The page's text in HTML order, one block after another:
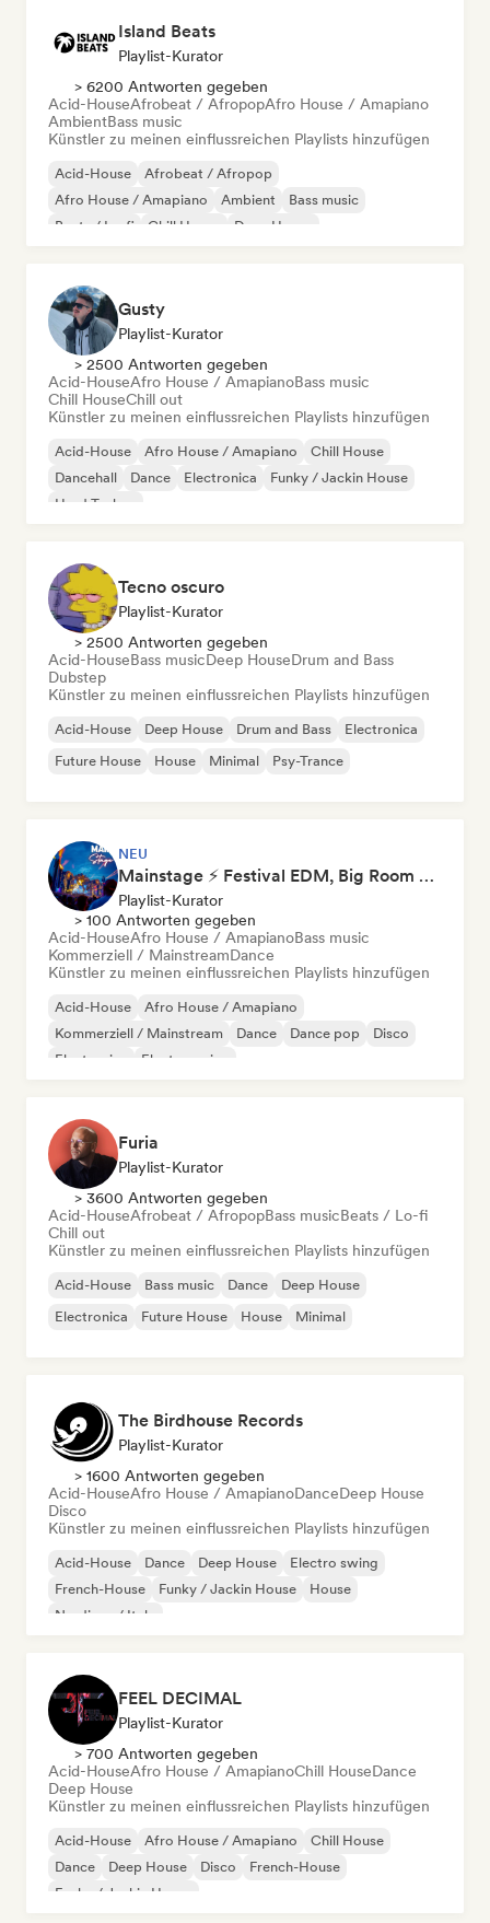
Island Beats
Playlist-Kurator
> 6200 Antworten gegeben
Acid-HouseAfrobeat / AfropopAfro House / Amapiano
AmbientBass music
Künstler zu meinen einflussreichen Playlists hinzufügen
Acid-House
Afrobeat / Afropop
Afro House / Amapiano
Ambient
Bass music
Beats / Lo-fi
Chill House Deep House
Gusty
Playlist-Kurator
> 2500 Antworten gegeben
Acid-HouseAfro House / AmapianoBass music
Chill HouseChill out
Künstler zu meinen einflussreichen Playlists hinzufügen
Acid-House Afro House / Amapiano
Chill House
Dancehall
Dance Electronica
Funky / Jackin House
Hard Techno
Tecno oscuro
Playlist-Kurator
> 2500 Antworten gegeben
Acid-HouseBass musicDeep HouseDrum and Bass
Dubstep
Künstler zu meinen einflussreichen Playlists hinzufügen
Acid-House Deep House Drum and Bass
Electronica
Future House
House Minimal Psy-Trance
NEU
Mainstage ⚡ Festival EDM, Big Room & House Anthems
Playlist-Kurator
> 100 Antworten gegeben
Acid-HouseAfro House / AmapianoBass music
Kommerziell / MainstreamDance
Künstler zu meinen einflussreichen Playlists hinzufügen
Acid-House
Afro House / Amapiano
Kommerziell / Mainstream
Dance Dance pop
Disco
Electronica
Electro swing
Furia
Playlist-Kurator
> 3600 Antworten gegeben
Acid-HouseAfrobeat / AfropopBass musicBeats / Lo-fi
Chill out
Künstler zu meinen einflussreichen Playlists hinzufügen
Acid-House Bass music Dance
Deep House
Electronica
Future House House Minimal
The Birdhouse Records
Playlist-Kurator
> 1600 Antworten gegeben
Acid-HouseAfro House / AmapianoDanceDeep House
Disco
Künstler zu meinen einflussreichen Playlists hinzufügen
Acid-House Dance Deep House
Electro swing
French-House
Funky / Jackin House
House
Nu-disco / Italo
FEEL DECIMAL
Playlist-Kurator
> 700 Antworten gegeben
Acid-HouseAfro House / AmapianoChill HouseDance
Deep House
Künstler zu meinen einflussreichen Playlists hinzufügen
Acid-House Afro House / Amapiano
Chill House
Dance
Deep House Disco
French-House
Funky / Jackin House